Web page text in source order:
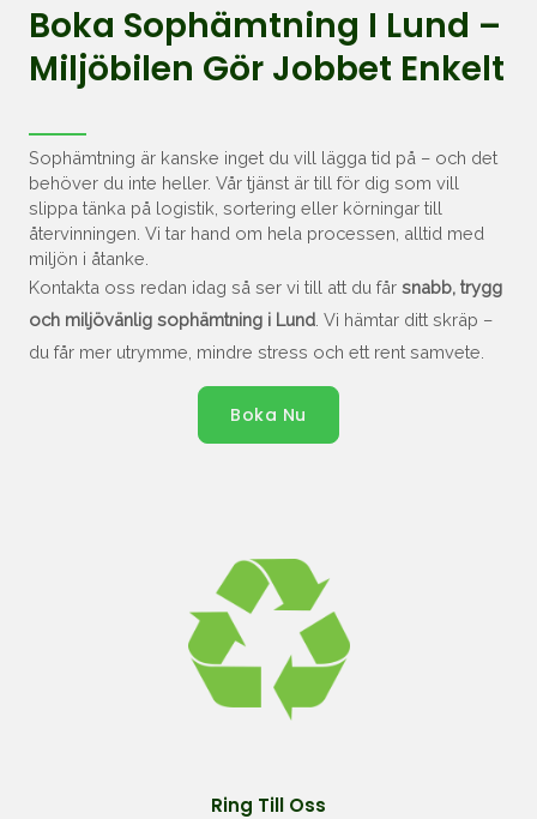
Boka Sophämtning I Lund –
Miljöbilen Gör Jobbet Enkelt
Sophämtning är kanske inget du vill lägga tid på – och det
behöver du inte heller. Vår tjänst är till för dig som vill
slippa tänka på logistik, sortering eller körningar till
återvinningen. Vi tar hand om hela processen, alltid med
miljön i åtanke.
Kontakta oss redan idag så ser vi till att du får snabb, trygg
och miljövänlig sophämtning i Lund . Vi hämtar ditt skräp –
du får mer utrymme, mindre stress och ett rent samvete.
Boka Nu
Ring Till Oss